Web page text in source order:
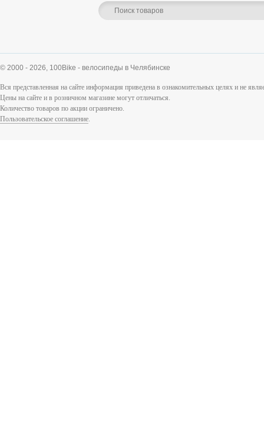
© 2000 - 2026, 100Bike - велосипеды в Челябинске
Вся представленная на сайте информация приведена в ознакомительных целях и не
Цены на сайте и в розничном магазине могут отличаться.
Количество товаров по акции ограничено.
Пользовательское соглашение.